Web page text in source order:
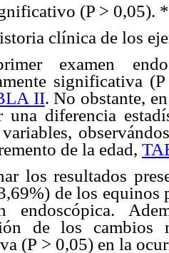
(P > 0,05).
clínica de los
examen
significativa
II. No obstante,
una diferencia
de la edad,
los resultados
de los equinos
endoscópica.
de los cambios
(P > 0,05) en la